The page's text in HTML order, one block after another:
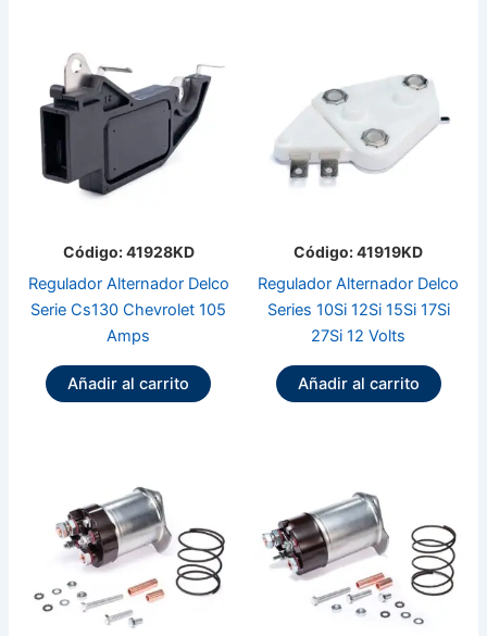
Código: 41928KD
Regulador Alternador Delco
Serie Cs130 Chevrolet 105
Amps
Añadir al carrito
Código: 41919KD
Regulador Alternador Delco
Series 10Si 12Si 15Si 17Si
27Si 12 Volts
Añadir al carrito